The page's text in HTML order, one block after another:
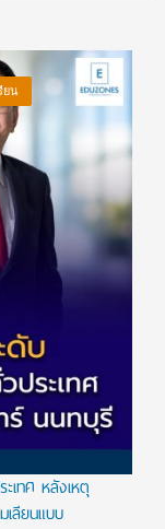
ยน
เทศ หลังเหตุ
ลียนแบบ